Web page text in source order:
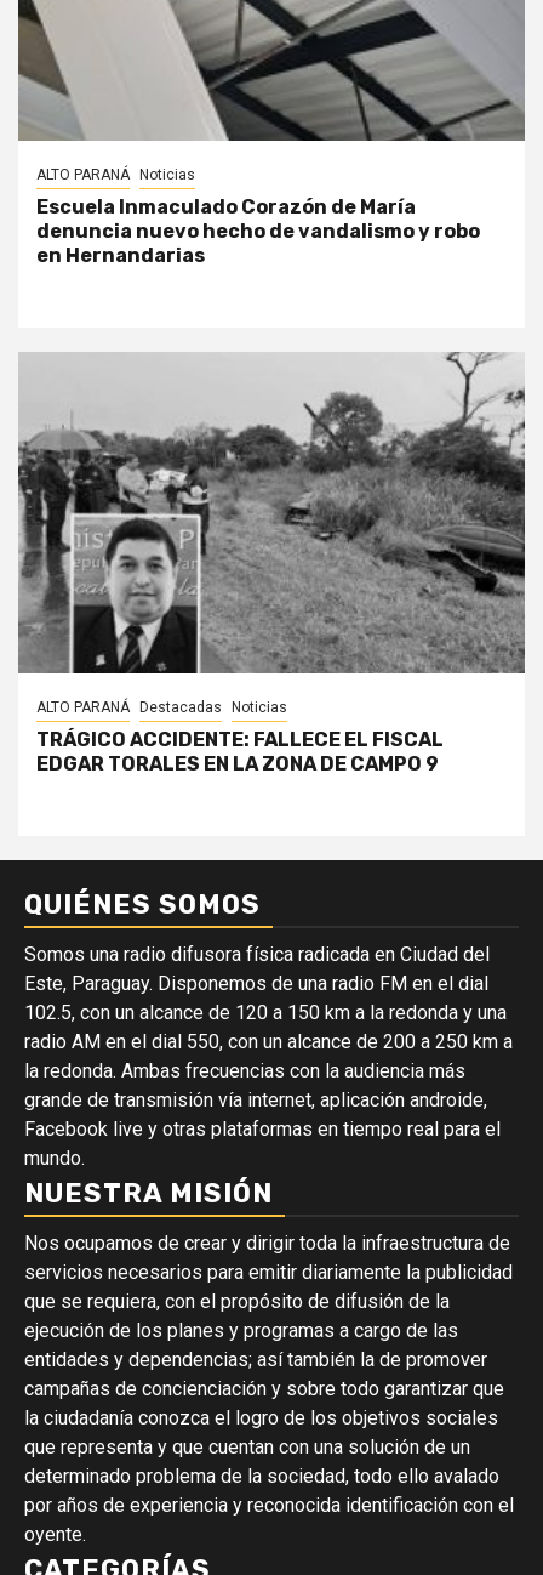
ALTO PARANÁ Noticias
Escuela Inmaculado Corazón de María
denuncia nuevo hecho de vandalismo y robo
en Hernandarias
ALTO PARANÁ Destacadas Noticias
TRÁGICO ACCIDENTE: FALLECE EL FISCAL
EDGAR TORALES EN LA ZONA DE CAMPO 9
QUIÉNES SOMOS
Somos una radio difusora física radicada en Ciudad del
Este, Paraguay. Disponemos de una radio FM en el dial
102.5, con un alcance de 120 a 150 km a la redonda y una
radio AM en el dial 550, con un alcance de 200 a 250 km a
la redonda. Ambas frecuencias con la audiencia más
grande de transmisión vía internet, aplicación androide,
Facebook live y otras plataformas en tiempo real para el
mundo.
NUESTRA MISIÓN
Nos ocupamos de crear y dirigir toda la infraestructura de
servicios necesarios para emitir diariamente la publicidad
que se requiera, con el propósito de difusión de la
ejecución de los planes y programas a cargo de las
entidades y dependencias; así también la de promover
campañas de concienciación y sobre todo garantizar que
la ciudadanía conozca el logro de los objetivos sociales
que representa y que cuentan con una solución de un
determinado problema de la sociedad, todo ello avalado
por años de experiencia y reconocida identificación con el
oyente.